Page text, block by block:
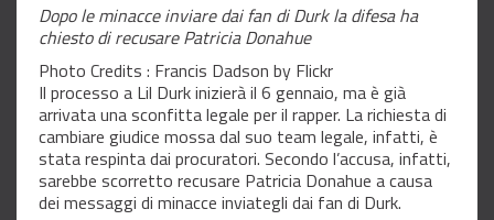
Dopo le minacce inviare dai fan di Durk la difesa ha
chiesto di recusare Patricia Donahue
Photo Credits : Francis Dadson by Flickr
Il processo a Lil Durk inizierà il 6 gennaio, ma è già
arrivata una sconfitta legale per il rapper. La richiesta di
cambiare giudice mossa dal suo team legale, infatti, è
stata respinta dai procuratori. Secondo l’accusa, infatti,
sarebbe scorretto recusare Patricia Donahue a causa
dei messaggi di minacce inviategli dai fan di Durk.